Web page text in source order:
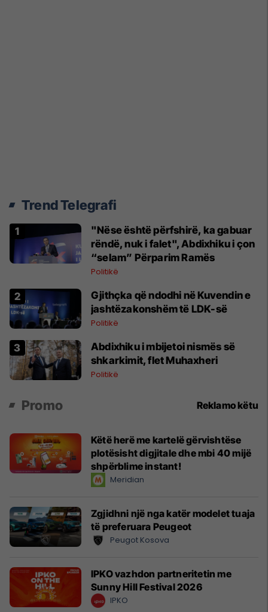
Trend Telegrafi
"Nëse është përfshirë, ka gabuar
rëndë, nuk i falet", Abdixhiku i çon
“selam” Përparim Ramës
Politikë
Gjithçka që ndodhi në Kuvendin e
jashtëzakonshëm të LDK-së
Politikë
Abdixhiku i mbijetoi nismës së
shkarkimit, flet Muhaxheri
Politikë
Promo Reklamo këtu
Këtë herë me kartelë gërvishtëse
plotësisht digjitale dhe mbi 40 mijë
shpërblime instant!
Meridian
Zgjidhni një nga katër modelet tuaja
të preferuara Peugeot
Peugot Kosova
IPKO vazhdon partneritetin me
Sunny Hill Festival 2026
IPKO